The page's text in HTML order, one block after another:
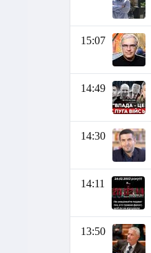
15:07
14:49
14:30
14:11
13:50